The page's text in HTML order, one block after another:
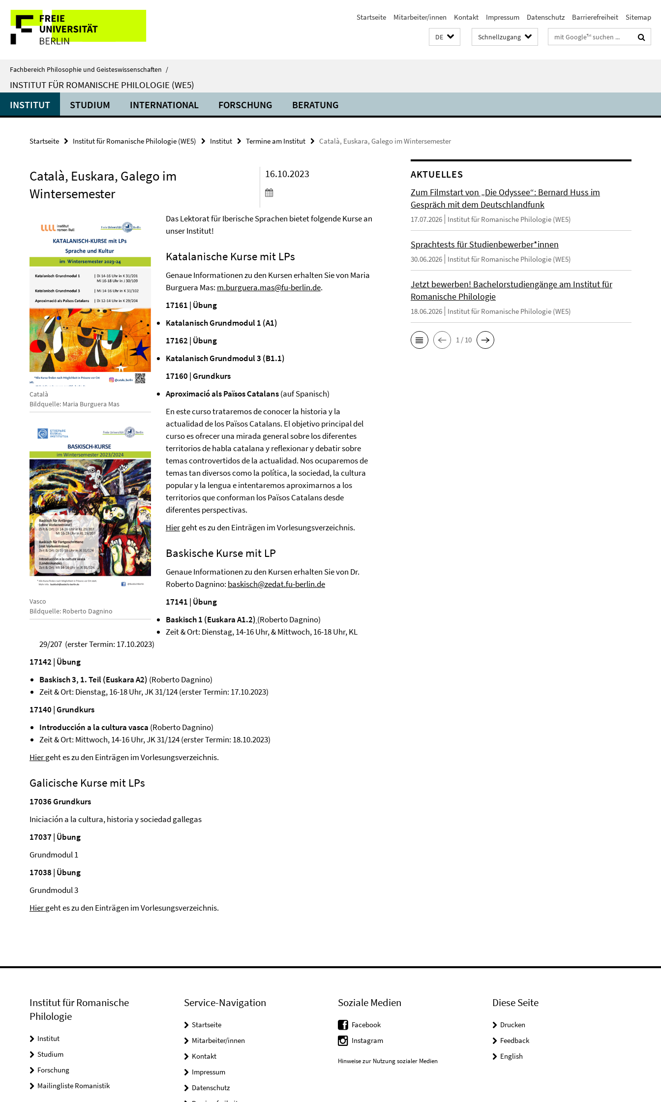
direkt
Inhalt
Service-
Navigation
Startseite Mitarbeiter/innen Kontakt Impressum Datenschutz Barrierefreiheit Sitemap
DE Schnellzugang Suchbegriffe
Fachbereich Philosophie und Geisteswissenschaften /
INSTITUT FÜR ROMANISCHE PHILOLOGIE (WE5)
INSTITUT STUDIUM INTERNATIONAL FORSCHUNG BERATUNG
Startseite Institut für Romanische Philologie (WE5) Institut Termine am Institut Català, Euskara, Galego im Wintersemester
Català, Euskara, Galego im
Wintersemester
16.10.2023
Català
Bildquelle: Maria Burguera Mas
Vasco
Bildquelle: Roberto Dagnino
Das Lektorat für Iberische Sprachen bietet folgende Kurse an
unser Institut!
Katalanische Kurse mit LPs
Genaue Informationen zu den Kursen erhalten Sie von Maria
Burguera Mas: m.burguera.mas@fu-berlin.de.
17161 | Übung
Katalanisch Grundmodul 1 (A1)
17162 | Übung
Katalanisch Grundmodul 3 (B1.1)
17160 | Grundkurs
Aproximació als Països Catalans(auf Spanisch)
En este curso trataremos de conocer la historia y la
actualidad de los Països Catalans. El objetivo principal del
curso es ofrecer una mirada general sobre los diferentes
territorios de habla catalana y reflexionar y debatir sobre
temas controvertidos de la actualidad. Nos ocuparemos de
temas tan diversos como la política, la sociedad, la cultura
popular y la lengua e intentaremos aproximarnos a los
territorios que conforman los Països Catalans desde
diferentes perspectivas.
Hiergeht es zu den Einträgen im Vorlesungsverzeichnis.
Baskische Kurse mit LP
Genaue Informationen zu den Kursen erhalten Sie von Dr.
Roberto Dagnino: baskisch@zedat.fu-berlin.de
17141 | Übung
Baskisch 1 (Euskara A1.2) (Roberto Dagnino)
Zeit & Ort: Dienstag, 14-16 Uhr, & Mittwoch, 16-18 Uhr, KL
29/207 (erster Termin: 17.10.2023)
17142 | Übung
Baskisch 3, 1. Teil (Euskara A2) (Roberto Dagnino)
Zeit & Ort: Dienstag, 16-18 Uhr, JK 31/124 (erster Termin: 17.10.2023)
17140 | Grundkurs
Introducción a la cultura vasca (Roberto Dagnino)
Zeit & Ort: Mittwoch, 14-16 Uhr, JK 31/124 (erster Termin: 18.10.2023)
Hiergeht es zu den Einträgen im Vorlesungsverzeichnis.
Galicische Kurse mit LPs
17036 Grundkurs
Iniciación a la cultura, historia y sociedad gallegas
17037 | Übung
Grundmodul 1
17038 | Übung
Grundmodul 3
Hiergeht es zu den Einträgen im Vorlesungsverzeichnis.
AKTUELLES
Zum Filmstart von „Die Odyssee“: Bernard Huss im
Gespräch mit dem Deutschlandfunk
17.07.2026 Institut für Romanische Philologie (WE5)
Sprachtests für Studienbewerber*innen
30.06.2026 Institut für Romanische Philologie (WE5)
Jetzt bewerben! Bachelorstudiengänge am Institut für
Romanische Philologie
18.06.2026 Institut für Romanische Philologie (WE5)
1 / 10
Institut für Romanische
Philologie
Institut
Studium
Forschung
Mailingliste Romanistik
Service-Navigation
Startseite
Mitarbeiter/innen
Kontakt
Impressum
Datenschutz
Soziale Medien
Facebook
Instagram
Hinweise zur Nutzung sozialer Medien
Diese Seite
Drucken
Feedback
English